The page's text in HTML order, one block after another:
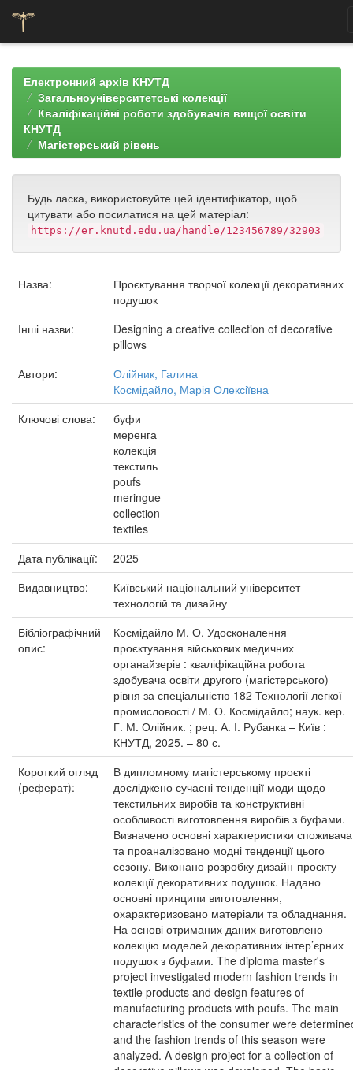
navigationЕлектронний архів КНУТД
Загальноуніверситетські колекції
Кваліфікаційні роботи здобувачів вищої освіти
КНУТД
Магістерський рівень
Будь ласка, використовуйте цей ідентифікатор, щоб
цитувати або посилатися на цей матеріал:
https://er.knutd.edu.ua/handle/123456789/32903
Назва:
Проєктування творчої колекції декоративних
подушок
Інші назви:
Designing a creative collection of decorative
pillows
Автори:
Олійник, Галина
Космідайло, Марія Олексіївна
Ключові слова:
буфи
меренга
колекція
текстиль
poufs
meringue
collection
textiles
Дата публікації:
2025
Видавництво:
Київський національний університет
технологій та дизайну
Бібліографічний
опис:
Космідайло М. О. Удосконалення
проєктування військових медичних
органайзерів : кваліфікаційна робота
здобувача освіти другого (магістерського)
рівня за спеціальністю 182 Технології легкої
промисловості / М. О. Космідайло; наук. кер.
Г. М. Олійник. ; рец. А. І. Рубанка – Київ :
КНУТД, 2025. – 80 с.
Короткий огляд
(реферат):
В дипломному магістерському проєкті
досліджено сучасні тенденції моди щодо
текстильних виробів та конструктивні
особливості виготовлення виробів з буфами.
Визначено основні характеристики споживача
та проаналізовано модні тенденції цього
сезону. Виконано розробку дизайн-проєкту
колекції декоративних подушок. Надано
основні принципи виготовлення,
охарактеризовано матеріали та обладнання.
На основі отриманих даних виготовлено
колекцію моделей декоративних інтер’єрних
подушок з буфами. The diploma master's
project investigated modern fashion trends in
textile products and design features of
manufacturing products with poufs. The main
characteristics of the consumer were
and the fashion trends of this season were
analyzed. A design project for a collection of